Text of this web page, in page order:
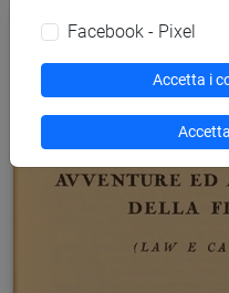
Facebook - Pixel
Accetta i